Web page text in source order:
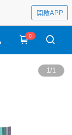
開啟APP
0
1/1